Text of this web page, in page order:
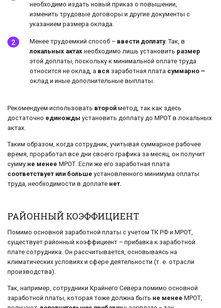
необходимо издать новый приказ о повышении,
изменить трудовые договоры и другие документы с
указанием размера оклада.
Менее трудоемкий способ – ввести доплату. Так, в
локальных актах необходимо лишь установить размер
этой доплаты, поскольку к минимальной оплате труда
относится не оклад, а вся заработная плата суммарно –
оклад и иные дополнительные выплаты.
Рекомендуем использовать второй метод, так как здесь
достаточно единожды установить доплату до МРОТ в локальных
актах.
Таким образом, когда сотрудник, учитывая суммарное рабочее
время, проработал все дни своего графика за месяц, он получит
сумму не менее МРОТ. Если же его заработная плата
соответствует или больше установленного минимума оплаты
труда, необходимости в доплате нет.
РАЙОННЫЙ КОЭФФИЦИЕНТ
Помимо основной заработной платы с учетом ТК РФ и МРОТ,
существует районный коэффициент – прибавка к заработной
плате сотрудника. Он рассчитывается, основываясь на
климатических условиях и сфере деятельности (т. е. отрасли
производства).
Так, например, сотрудники Крайнего Севера помимо основной
заработной платы, которая тоже должна быть не менее МРОТ,